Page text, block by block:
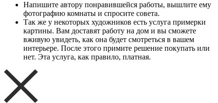
Напишите автору понравившейся работы, вышлите ему
фотографию комнаты и спросите совета.
Так же у некоторых художников есть услуга примерки
картины. Вам доставят работу на дом и вы сможете
вживую увидеть, как она будет смотреться в вашем
интерьере. После этого примите решение покупать или
нет. Эта услуга, как правило, платная.